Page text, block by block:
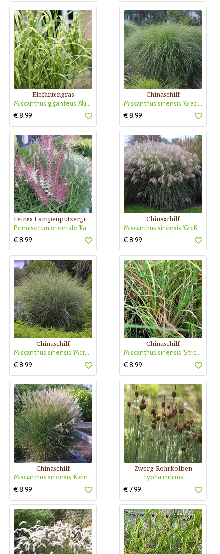
Elefantengras
Miscanthus giganteus 'Alligator'
€ 8,99
Chinaschilf
Miscanthus sinensis 'Gracillimus'
€ 8,99
Feines Lampenputzergras
Pennisetum orientale 'Karley Rose'
€ 8,99
Chinaschilf
Miscanthus sinensis 'Große Fontäne'
€ 8,99
Chinaschilf
Miscanthus sinensis 'Morning Light'
€ 8,99
Chinaschilf
Miscanthus sinensis 'Strictus Dwarf'
€ 8,99
Chinaschilf
Miscanthus sinensis 'Kleine Silberspinne'
€ 8,99
Zwerg-Rohrkolben
Typha minima
€ 7,99